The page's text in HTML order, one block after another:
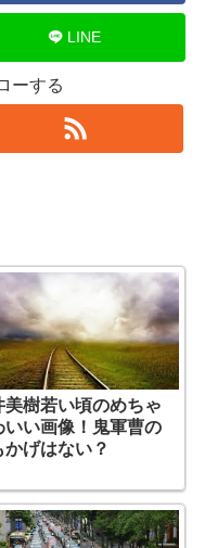
LINE
ーする
美樹若い頃のめちゃ
いい画像！鬼軍曹の
かげはない？